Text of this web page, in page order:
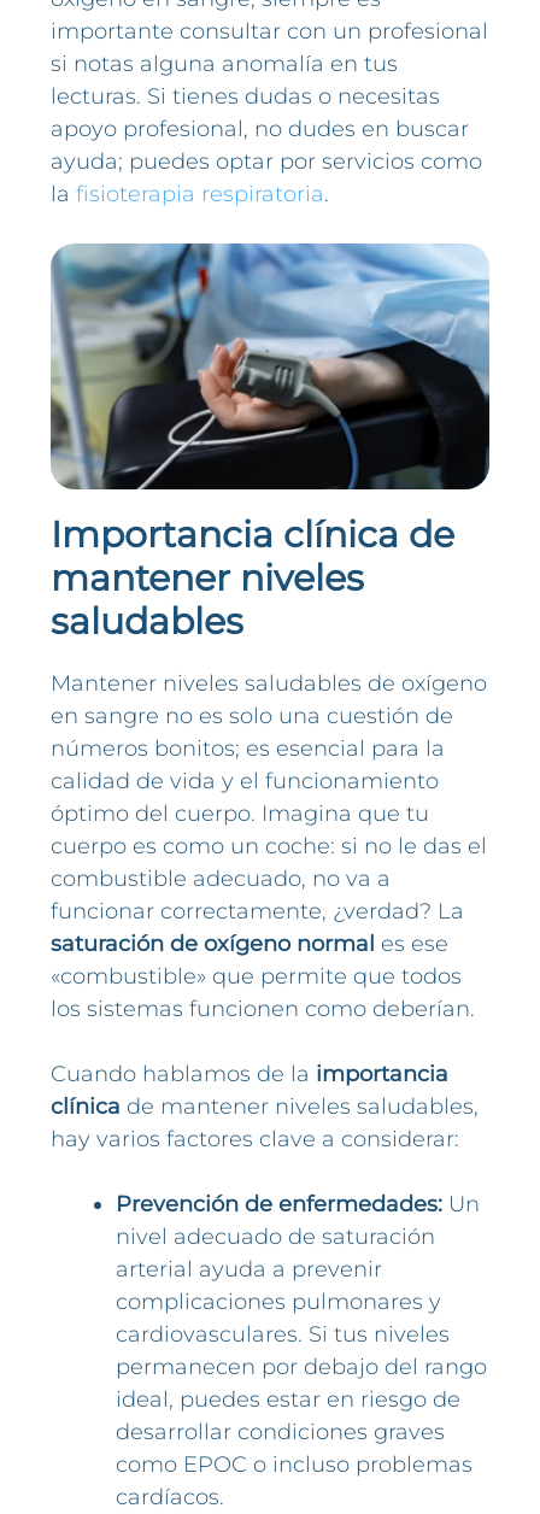
importante consultar con un profesional
si notas alguna anomalía en tus
lecturas. Si tienes dudas o necesitas
apoyo profesional, no dudes en buscar
ayuda; puedes optar por servicios como
lafisioterapia respiratoria.
Importancia clínica de
mantener niveles
saludables
Mantener niveles saludables de oxígeno
en sangre no es solo una cuestión de
números bonitos; es esencial para la
calidad de vida y el funcionamiento
óptimo del cuerpo. Imagina que tu
cuerpo es como un coche: si no le das el
combustible adecuado, no va a
funcionar correctamente, ¿verdad? La
saturación de oxígeno normal es ese
«combustible» que permite que todos
los sistemas funcionen como deberían.
Cuando hablamos de la importancia
clínica de mantener niveles saludables,
hay varios factores clave a considerar:
Prevención de enfermedades: Un
nivel adecuado de saturación
arterial ayuda a prevenir
complicaciones pulmonares y
cardiovasculares. Si tus niveles
permanecen por debajo del rango
ideal, puedes estar en riesgo de
desarrollar condiciones graves
como EPOC o incluso problemas
cardíacos.